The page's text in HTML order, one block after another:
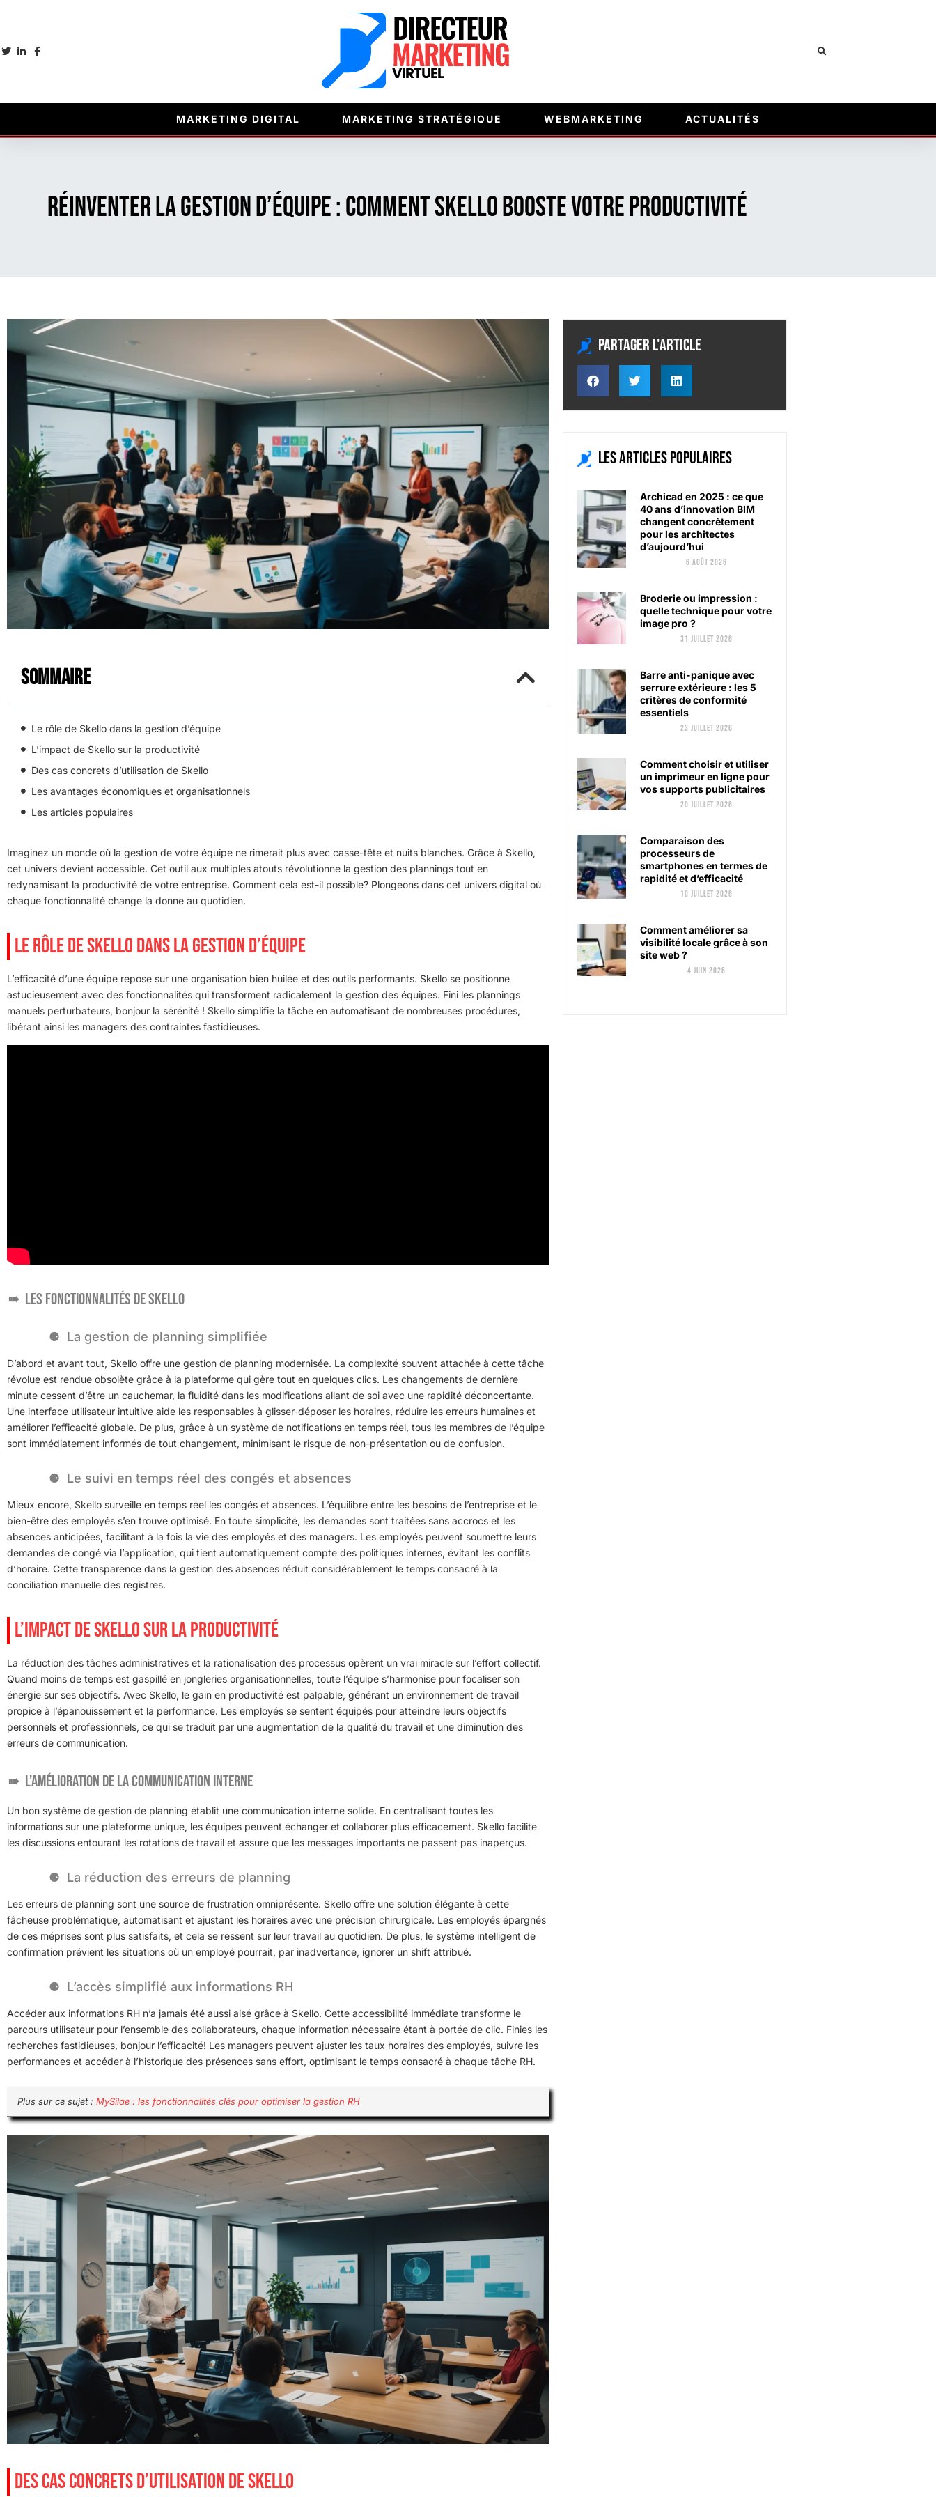
MARKETING DIGITAL MARKETING STRATÉGIQUE WEBMARKETING ACTUALITÉS
Réinventer la gestion d’équipe : comment Skello booste votre productivité
Sommaire
Le rôle de Skello dans la gestion d’équipe
L’impact de Skello sur la productivité
Des cas concrets d’utilisation de Skello
Les avantages économiques et organisationnels
Les articles populaires
Imaginez un monde où la gestion de votre équipe ne rimerait plus avec casse-tête et nuits blanches. Grâce à Skello,
cet univers devient accessible. Cet outil aux multiples atouts révolutionne la gestion des plannings tout en
redynamisant la productivité de votre entreprise. Comment cela est-il possible? Plongeons dans cet univers digital où
chaque fonctionnalité change la donne au quotidien.
LE RÔLE DE SKELLO DANS LA GESTION D’ÉQUIPE
L’efficacité d’une équipe repose sur une organisation bien huilée et des outils performants. Skello se positionne
astucieusement avec des fonctionnalités qui transforment radicalement la gestion des équipes. Fini les plannings
manuels perturbateurs, bonjour la sérénité ! Skello simplifie la tâche en automatisant de nombreuses procédures,
libérant ainsi les managers des contraintes fastidieuses.
Les fonctionnalités de Skello
La gestion de planning simplifiée
D’abord et avant tout, Skello offre une gestion de planning modernisée. La complexité souvent attachée à cette tâche
révolue est rendue obsolète grâce à la plateforme qui gère tout en quelques clics. Les changements de dernière
minute cessent d’être un cauchemar, la fluidité dans les modifications allant de soi avec une rapidité déconcertante.
Une interface utilisateur intuitive aide les responsables à glisser-déposer les horaires, réduire les erreurs humaines et
améliorer l’efficacité globale. De plus, grâce à un système de notifications en temps réel, tous les membres de l’équipe
sont immédiatement informés de tout changement, minimisant le risque de non-présentation ou de confusion.
Le suivi en temps réel des congés et absences
Mieux encore, Skello surveille en temps réel les congés et absences. L’équilibre entre les besoins de l’entreprise et le
bien-être des employés s’en trouve optimisé. En toute simplicité, les demandes sont traitées sans accrocs et les
absences anticipées, facilitant à la fois la vie des employés et des managers. Les employés peuvent soumettre leurs
demandes de congé via l’application, qui tient automatiquement compte des politiques internes, évitant les conflits
d’horaire. Cette transparence dans la gestion des absences réduit considérablement le temps consacré à la
conciliation manuelle des registres.
L’IMPACT DE SKELLO SUR LA PRODUCTIVITÉ
La réduction des tâches administratives et la rationalisation des processus opèrent un vrai miracle sur l’effort collectif.
Quand moins de temps est gaspillé en jongleries organisationnelles, toute l’équipe s’harmonise pour focaliser son
énergie sur ses objectifs. Avec Skello, le gain en productivité est palpable, générant un environnement de travail
propice à l’épanouissement et la performance. Les employés se sentent équipés pour atteindre leurs objectifs
personnels et professionnels, ce qui se traduit par une augmentation de la qualité du travail et une diminution des
erreurs de communication.
L’amélioration de la communication interne
Un bon système de gestion de planning établit une communication interne solide. En centralisant toutes les
informations sur une plateforme unique, les équipes peuvent échanger et collaborer plus efficacement. Skello facilite
les discussions entourant les rotations de travail et assure que les messages importants ne passent pas inaperçus.
La réduction des erreurs de planning
Les erreurs de planning sont une source de frustration omniprésente. Skello offre une solution élégante à cette
fâcheuse problématique, automatisant et ajustant les horaires avec une précision chirurgicale. Les employés épargnés
de ces méprises sont plus satisfaits, et cela se ressent sur leur travail au quotidien. De plus, le système intelligent de
confirmation prévient les situations où un employé pourrait, par inadvertance, ignorer un shift attribué.
L’accès simplifié aux informations RH
Accéder aux informations RH n’a jamais été aussi aisé grâce à Skello. Cette accessibilité immédiate transforme le
parcours utilisateur pour l’ensemble des collaborateurs, chaque information nécessaire étant à portée de clic. Finies les
recherches fastidieuses, bonjour l’efficacité! Les managers peuvent ajuster les taux horaires des employés, suivre les
performances et accéder à l’historique des présences sans effort, optimisant le temps consacré à chaque tâche RH.
Plus sur ce sujet : MySilae : les fonctionnalités clés pour optimiser la gestion RH
DES CAS CONCRETS D’UTILISATION DE SKELLO
Partager l'article
Les articles populaires
Archicad en 2025 : ce que
40 ans d’innovation BIM
changent concrètement
pour les architectes
d’aujourd’hui
6 août 2026
Broderie ou impression :
quelle technique pour votre
image pro ?
31 juillet 2026
Barre anti-panique avec
serrure extérieure : les 5
critères de conformité
essentiels
23 juillet 2026
Comment choisir et utiliser
un imprimeur en ligne pour
vos supports publicitaires
20 juillet 2026
Comparaison des
processeurs de
smartphones en termes de
rapidité et d’efficacité
10 juillet 2026
Comment améliorer sa
visibilité locale grâce à son
site web ?
4 juin 2026